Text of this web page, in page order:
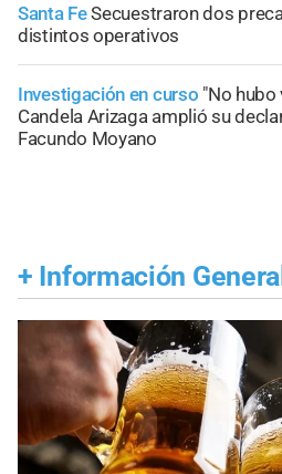
Santa FeSecuestraron dos
distintos operativos
Investigación en curso "No hubo
Candela Arizaga amplió su
Facundo Moyano
+ Información General